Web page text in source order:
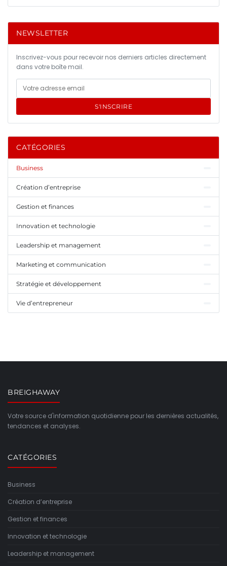
NEWSLETTER
Inscrivez-vous pour recevoir nos derniers articles directement
dans votre boîte mail.
S'INSCRIRE
CATÉGORIES
Business
Création d’entreprise
Gestion et finances
Innovation et technologie
Leadership et management
Marketing et communication
Stratégie et développement
Vie d’entrepreneur
BREIGHAWAY
Votre source d'information quotidienne pour les dernières actualités,
tendances et analyses.
CATÉGORIES
Business
Création d’entreprise
Gestion et finances
Innovation et technologie
Leadership et management